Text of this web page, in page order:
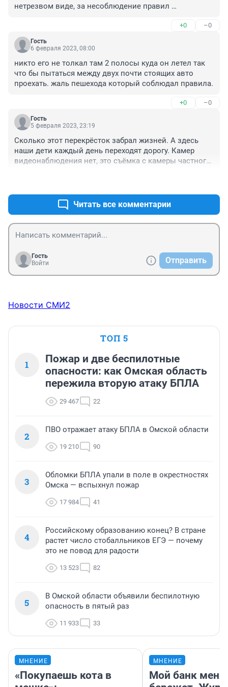
нетрезвом виде, за несоблюдение правил
+0 –0
Гость
6 февраля 2023, 08:00
никто его не толкал там 2 полосы куда он летел так
что бы пытаться между двух почти стоящих авто
проехать. жаль пешехода который соблюдал правила.
+0 –0
Гость
5 февраля 2023, 23:19
Сколько этот перекрёсток забрал жизней. А здесь
наши дети каждый день переходят дорогу. Камер
видеонаблюдения нет, это съёмка с камеры частного
добавили. И чтобы не стоять по 2 раза мы все бегаем
наискосок. Не знаю как успевают пенсионеры,
потому что дети и молодые бегут. Может ГИБДД
обратить внимание на этот перекрёсток и на 27
Северной. Установить камеры. Там порой начинаем
движение, а кто-то из-за угла норовит проскочить.
Читать все комментарии
Гость
Войти
Отправить
Новости СМИ2
ТОП 5
1
Пожар и две беспилотные
опасности: как Омская область
пережила вторую атаку БПЛА
29 467 22
2
ПВО отражает атаку БПЛА в Омской области
19 210 90
3
Обломки БПЛА упали в поле в окрестностях
Омска — вспыхнул пожар
17 984 41
4
Российскому образованию конец? В стране
растет число стобалльников ЕГЭ — почему
это не повод для радости
13 523 82
5
В Омской области объявили беспилотную
опасность в пятый раз
11 933 33
МНЕНИЕ
«Покупаешь кота в
МНЕНИЕ
Мой банк меня